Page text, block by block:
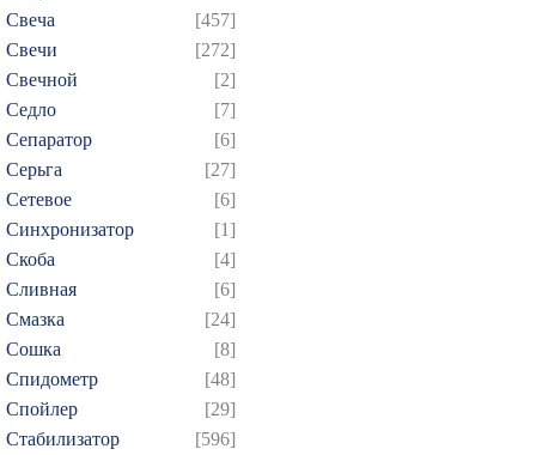
Свеча
[457]
Свечи
[272]
Свечной
[2]
Седло
[7]
Сепаратор
[6]
Серьга
[27]
Сетевое
[6]
Синхронизатор
[1]
Скоба
[4]
Сливная
[6]
Смазка
[24]
Сошка
[8]
Спидометр
[48]
Спойлер
[29]
Стабилизатор
[596]